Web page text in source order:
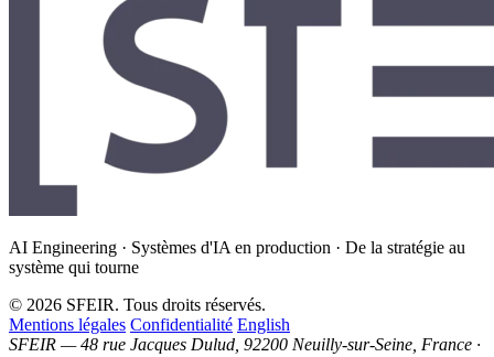
AI Engineering · Systèmes d'IA en production · De la stratégie au
système qui tourne
© 2026 SFEIR. Tous droits réservés.
Mentions légales Confidentialité English
SFEIR — 48 rue Jacques Dulud, 92200 Neuilly-sur-Seine, France ·